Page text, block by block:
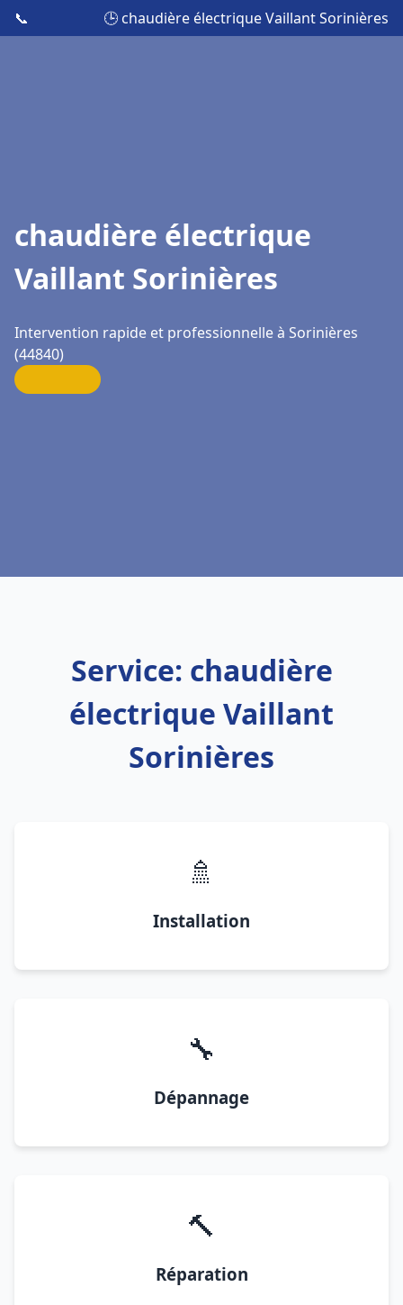
📞 🕒 chaudière électrique Vaillant Sorinières
chaudière électrique
Vaillant Sorinières
Intervention rapide et professionnelle à Sorinières
(44840)
Service: chaudière
électrique Vaillant
Sorinières
🚿
Installation
🔧
Dépannage
🔨
Réparation